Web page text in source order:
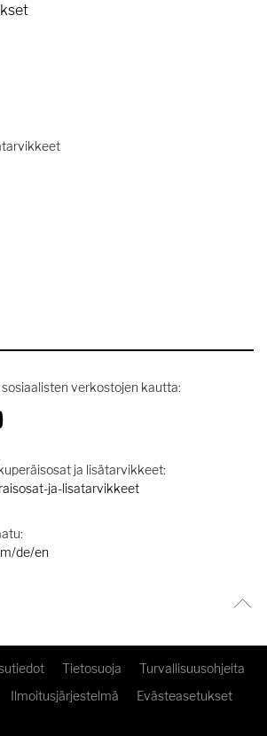
verkostojen kautta:
ja lisätarvikkeet:
ja-lisatarvikkeet
de/en
Tietosuoja
Turvallisuusohjeita
Ilmoitusjärjestelmä Evästeasetukset